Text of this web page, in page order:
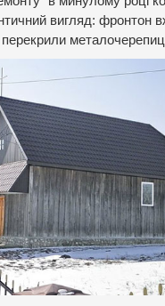
вигляд: фронтон
перекрили